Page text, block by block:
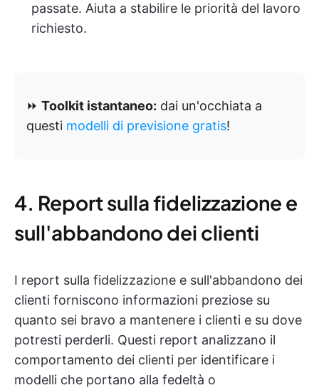
passate. Aiuta a stabilire le priorità del lavoro
richiesto.
⏩ Toolkit istantaneo: dai un'occhiata a
questi modelli di previsione gratis!
4. Report sulla fidelizzazione e
sull'abbandono dei clienti
I report sulla fidelizzazione e sull'abbandono dei
clienti forniscono informazioni preziose su
quanto sei bravo a mantenere i clienti e su dove
potresti perderli. Questi report analizzano il
comportamento dei clienti per identificare i
modelli che portano alla fedeltà o